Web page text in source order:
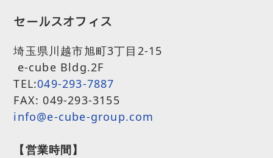
セールスオフィス
埼玉県川越市旭町3丁目2-15
e-cube Bldg.2F
TEL:049-293-7887
FAX: 049-293-3155
info@e-cube-group.com
【営業時間】